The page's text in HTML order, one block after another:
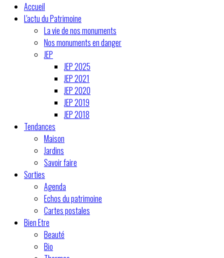
Accueil
L'actu du Patrimoine
La vie de nos monuments
Nos monuments en danger
JEP
JEP 2025
JEP 2021
JEP 2020
JEP 2019
JEP 2018
Tendances
Maison
Jardins
Savoir faire
Sorties
Agenda
Echos du patrimoine
Cartes postales
Bien Etre
Beauté
Bio